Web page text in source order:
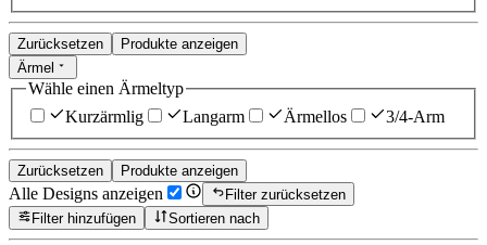
Zurücksetzen
Produkte anzeigen
Ärmel
Wähle einen Ärmeltyp
Kurzärmlig
Langarm Ärmellos 3/4-Arm
Zurücksetzen Produkte anzeigen
Alle Designs anzeigen
Filter zurücksetzen
Filter hinzufügen
Sortieren nach